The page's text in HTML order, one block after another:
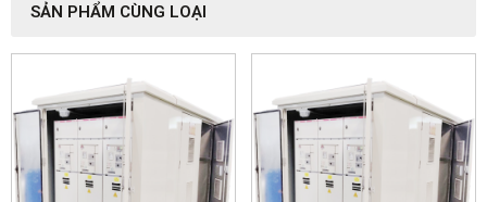
môi trường bụi bẩn hoặc hơi nước biển muối mặn
GIÁ CUNG CẤP TRỌN GÓI CỤM TRẠM BIẾN ÁP
(TRẠM ĐIỆN) KIỂU HỢP BỘ KIOS 320KVA
SẢN PHẨM CÙNG LOẠI